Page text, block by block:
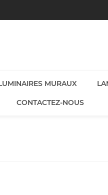
MURAUX
CONTACTEZ-NOUS